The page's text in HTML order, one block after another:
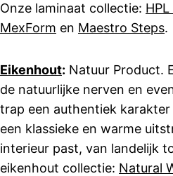
Onze laminaat collectie:
MexForm en Maestro Steps.
Eikenhout: Natuur Product.
de natuurlijke nerven en
trap een authentiek
een klassieke en warme
interieur past, van landelijk
eikenhout collectie: Natural